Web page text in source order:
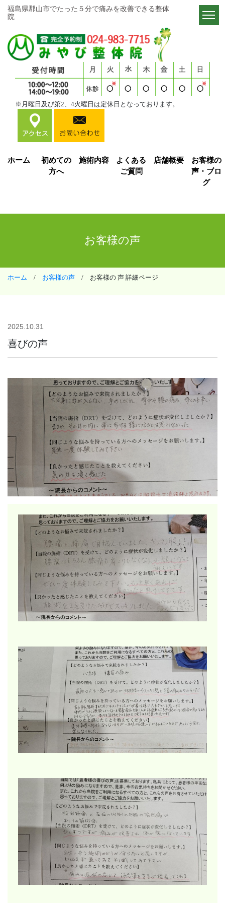
福島県郡山市でたった５分で痛みを改善できる整体
院​​​​​​​
※月曜日及び第2、4火曜日は定休日となっております。
ホーム
初めての
方へ
施術内容
よくある
ご質問
店舗概要
お客様の
声・ブロ
グ
お客様の声
ホーム / お客様の声 / お客様の 声 詳細ページ
2025.10.31
喜びの声